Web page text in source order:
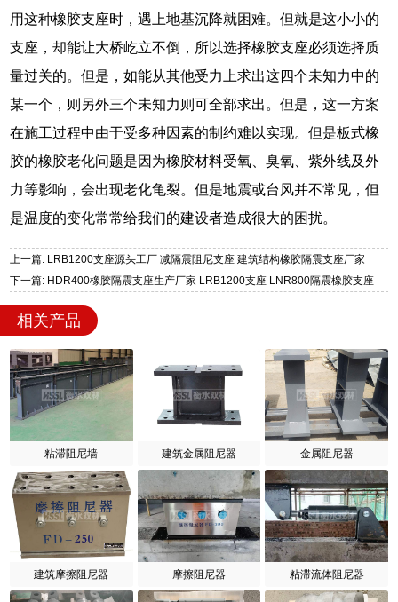
用这种橡胶支座时，遇上地基沉降就困难。但就是这小小的
支座，却能让大桥屹立不倒，所以选择橡胶支座必须选择质
量过关的。但是，如能从其他受力上求出这四个未知力中的
某一个，则另外三个未知力则可全部求出。但是，这一方案
在施工过程中由于受多种因素的制约难以实现。但是板式橡
胶的橡胶老化问题是因为橡胶材料受氧、臭氧、紫外线及外
力等影响，会出现老化龟裂。但是地震或台风并不常见，但
是温度的变化常常给我们的建设者造成很大的困扰。
上一篇: LRB1200支座源头工厂 减隔震阻尼支座 建筑结构橡胶隔震支座厂家
下一篇: HDR400橡胶隔震支座生产厂家 LRB1200支座 LNR800隔震橡胶支座
相关产品
粘滞阻尼墙 建筑金属阻尼器 金属阻尼器
建筑摩擦阻尼器 摩擦阻尼器 粘滞流体阻尼器